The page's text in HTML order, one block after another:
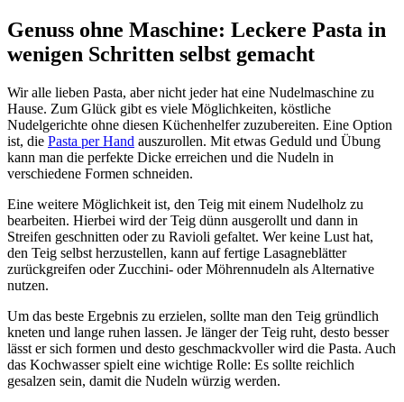
Genuss ohne Maschine: Leckere Pasta in
wenigen Schritten selbst gemacht
Wir alle lieben Pasta, aber nicht jeder hat eine Nudelmaschine zu
Hause. Zum Glück gibt es viele Möglichkeiten, köstliche
Nudelgerichte ohne diesen Küchenhelfer zuzubereiten. Eine Option
ist, die Pasta per Hand auszurollen. Mit etwas Geduld und Übung
kann man die perfekte Dicke erreichen und die Nudeln in
verschiedene Formen schneiden.
Eine weitere Möglichkeit ist, den Teig mit einem Nudelholz zu
bearbeiten. Hierbei wird der Teig dünn ausgerollt und dann in
Streifen geschnitten oder zu Ravioli gefaltet. Wer keine Lust hat,
den Teig selbst herzustellen, kann auf fertige Lasagneblätter
zurückgreifen oder Zucchini- oder Möhrennudeln als Alternative
nutzen.
Um das beste Ergebnis zu erzielen, sollte man den Teig gründlich
kneten und lange ruhen lassen. Je länger der Teig ruht, desto besser
lässt er sich formen und desto geschmackvoller wird die Pasta. Auch
das Kochwasser spielt eine wichtige Rolle: Es sollte reichlich
gesalzen sein, damit die Nudeln würzig werden.